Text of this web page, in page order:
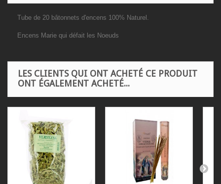
Tube de 20 bâtonnets d'encens 100% Naturel.
Encens Marie qui défait les Noeuds
LES CLIENTS QUI ONT ACHETÉ CE PRODUIT
ONT ÉGALEMENT ACHETÉ...